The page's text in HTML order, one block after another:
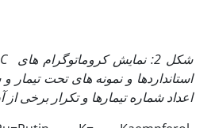
شکل 2: نمایش کروماتوگرام های TLC
استانداردها و نمونه های تحت تیمار
اعداد شماره تیمارها و تکرار برخی